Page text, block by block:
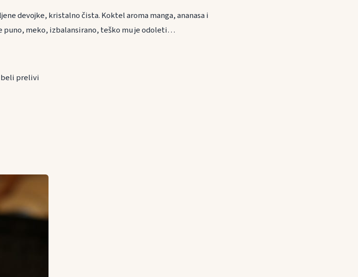
devojke, kristalno čista. Koktel aroma manga, ananasa i
meko, izbalansirano, teško mu je odoleti…
i beli prelivi